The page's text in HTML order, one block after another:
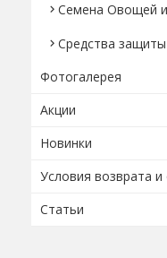
Семена Овощей
Средства
Фотогалерея
Акции
Новинки
Условия возврата
Статьи